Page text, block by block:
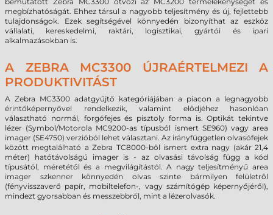
megbízhatóságát. Ehhez társul a nagyobb teljesítmény és új, fejlettebb
tulajdonságok. Ezek segítségével könnyedén bizonyíthat az eszköz
vállalati, kereskedelmi, raktári, logisztikai, gyártói és ipari
alkalmazásokban is.
A ZEBRA MC3300 ÚJRAÉRTELMEZI A
PRODUKTIVITÁST
A Zebra MC3300 adatgyűjtő kategóriájában a piacon a legnagyobb
érintőképernyővel rendelkezik, valamint elődjéhez hasonlóan
választható normál, forgófejes és pisztoly forma is. Optikát tekintve
lézer (Symbol/Motorola MC9200-as típusból ismert SE960) vagy area
imager (SE4750) verzióból lehet választani. Az irányfüggetlen olvasófejek
között megtalálható a Zebra TC8000-ből ismert extra nagy (akár 21,4
méter) hatótávolságú imager is - az olvasási távolság függ a kód
típusától, méretétől és a megvilágítástól. A nagy teljesítményű area
imager szkenner könnyedén olvas szinte bármilyen felületről
(fényvisszaverő papír, mobiltelefon-, vagy számítógép képernyőjéről),
mindezt gyorsabban és messzebbről, mint a lézerolvasók.